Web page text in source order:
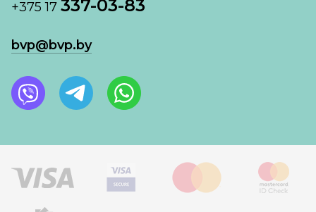
+375 17 337-03-83
bvp@bvp.by